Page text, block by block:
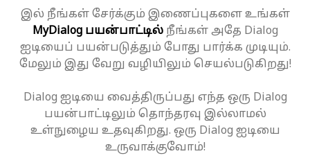
இல் நீங்கள் சேர்க்கும் இணைப்புகளை உங்கள்
MyDialog பயன்பாட்டில்நீங்கள் அதே Dialog
ஐடியைப் பயன்படுத்தும் போது பார்க்க முடியும்.
மேலும் இது வேறு வழியிலும் செயல்படுகிறது!
Dialog ஐடியை வைத்திருப்பது எந்த ஒரு Dialog
பயன்பாட்டிலும் தொந்தரவு இல்லாமல்
உள்நுழைய உதவுகிறது. ஒரு Dialog ஐடியை
உருவாக்குவோம்!